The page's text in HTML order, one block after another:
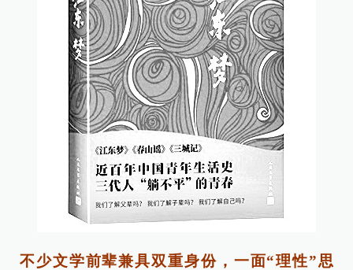
不少文学前辈兼具双重身份，一面“理性”思